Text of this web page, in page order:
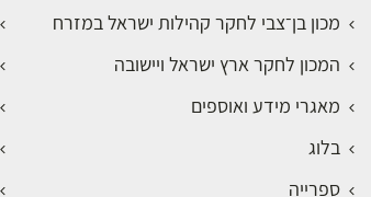
מכון בן־צבי לחקר קהילות ישראל במזרח
המכון לחקר ארץ ישראל ויישובה
מאגרי מידע ואוספים
בלוג
ספרייה